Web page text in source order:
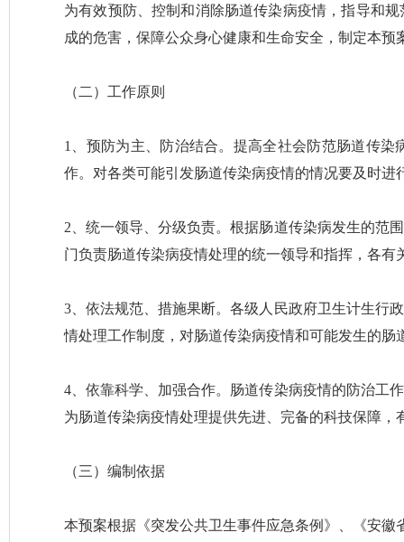
为有效预防、控制和消除肠道传染病疫情，指导和
成的危害，保障公众身心健康和生命安全，制定本预
（二）工作原则
1、预防为主、防治结合。提高全社会防范肠道传
作。对各类可能引发肠道传染病疫情的情况要及时
2、统一领导、分级负责。根据肠道传染病发生的范
门负责肠道传染病疫情处理的统一领导和指挥，各
3、依法规范、措施果断。各级人民政府卫生计生行
情处理工作制度，对肠道传染病疫情和可能发生的
4、依靠科学、加强合作。肠道传染病疫情的防治工
为肠道传染病疫情处理提供先进、完备的科技保障，
（三）编制依据
本预案根据《突发公共卫生事件应急条例》、《安